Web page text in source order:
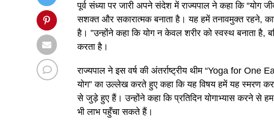
पूर्व संध्या पर जारी अपने संदेश में राज्यपाल ने कहा कि
सशक्त और सकारात्मक बनाता है। यह हमें तनावमुक्त रहने,
है। ”उन्होंने कहा कि योग न केवल शरीर को स्वस्थ बनाता है,
करता है।
राज्यपाल ने इस वर्ष की अंतर्राष्ट्रीय थीम “Yoga for
योग” का उल्लेख करते हुए कहा कि यह विषय हमें यह स्मरण
से जुड़े हुए हैं। उन्होंने कहा कि प्रतिदिन योगाभ्यास करने से
भी लाभ पहुँचा सकते हैं।